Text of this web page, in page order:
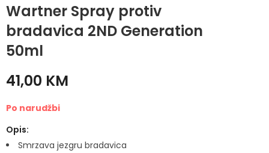
Wartner Spray protiv
bradavica 2ND Generation
50ml
Argan Šampon za
obnavljanje kose
kapsule
41,00 KM
Po narudžbi
Opis:
Smrzava jezgru bradavica